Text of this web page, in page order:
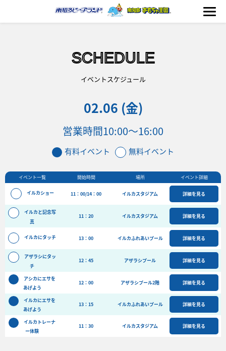
イベント
フード&ショップ
海の生きもの
おもちゃ王国
よくある質問
団体向けプラン情報 ビーチランド支援プログラム
SCHEDULE
イベントスケジュール
02.06 (金)
営業時間10:00～16:00
有料イベント 無料イベント
イベント一覧 開始時間 場所 イベント詳細
イルカショー 11：00/14：00 イルカスタジアム 詳細を見る
イルカと記念写
真
11：20 イルカスタジアム 詳細を見る
イルカにタッチ 13：00 イルカふれあいプール 詳細を見る
アザラシにタッ
チ
12：45 アザラシプール 詳細を見る
アシカにエサを
あげよう
12：00 アザラシプール2階 詳細を見る
イルカにエサを
あげよう
13：15 イルカふれあいプール 詳細を見る
イルカトレーナ
ー体験
11：30 イルカスタジアム 詳細を見る